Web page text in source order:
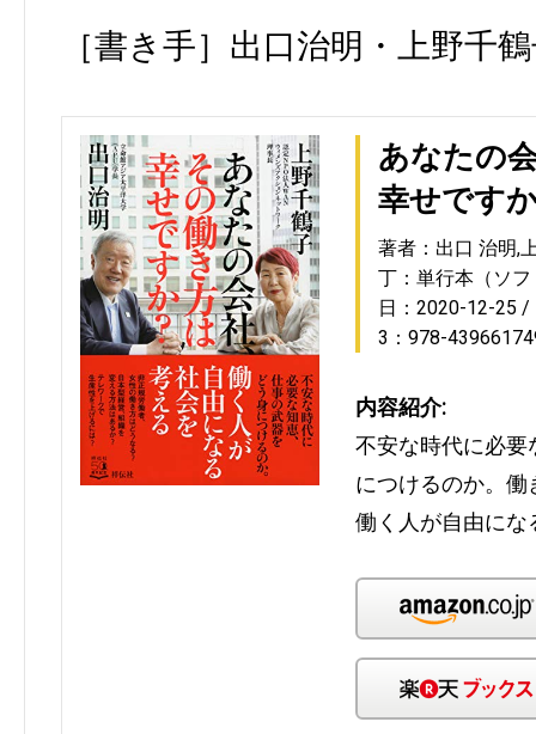
［書き手］出口治明・上野千
あなたの
幸せです
著者：出口 治明,
丁：単行本（ソ
日：2020-12-25
3：978-
内容紹介:
不安な時代に必要
につけるのか。
働く人が自由にな